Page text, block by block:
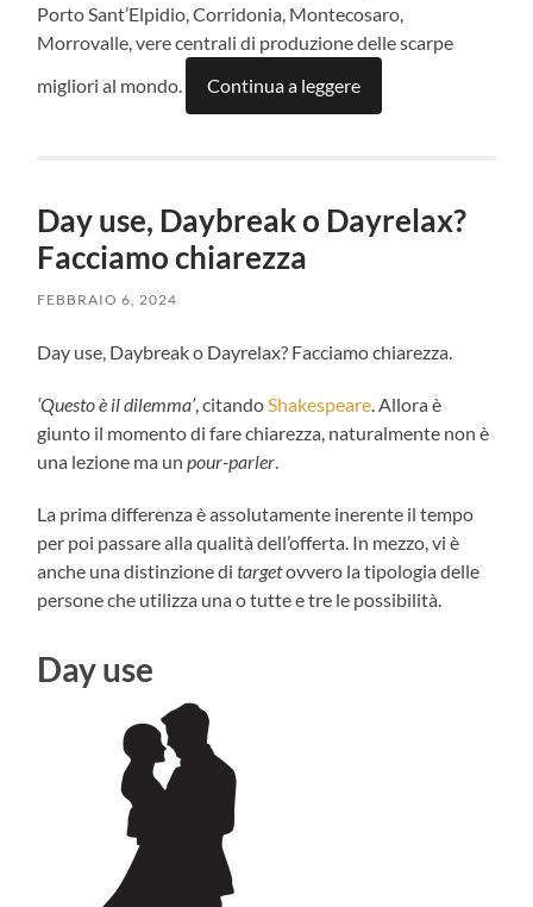
Porto Sant’Elpidio, Corridonia, Montecosaro,
Morrovalle, vere centrali di produzione delle scarpe
migliori al mondo.
Continua a leggere
Day use, Daybreak o Dayrelax?
Facciamo chiarezza
FEBBRAIO 6, 2024
Day use, Daybreak o Dayrelax? Facciamo chiarezza.
‘Questo è il dilemma’, citando Shakespeare . Allora è
giunto il momento di fare chiarezza, naturalmente non è
una lezione ma un pour-parler
La prima differenza è assolutamente inerente il tempo
per poi passare alla qualità dell’offerta. In mezzo, vi è
anche una distinzione ditargetovvero la tipologia delle
persone che utilizza una o tutte e tre le possibilità.
Day use